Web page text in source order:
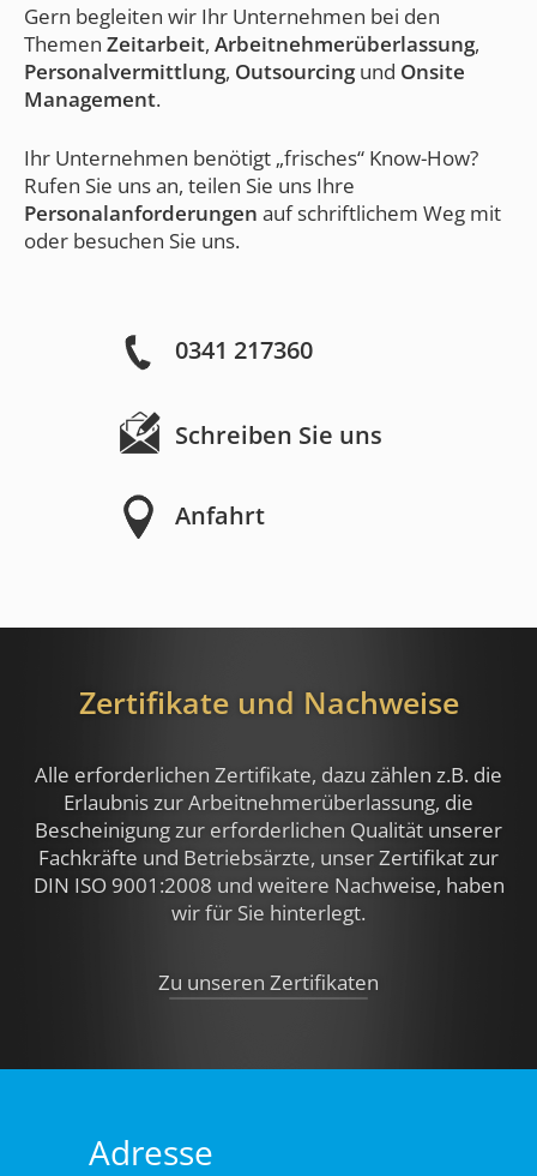
Gern begleiten wir Ihr Unternehmen bei den
Themen Zeitarbeit, Arbeitnehmerüberlassung,
Personalvermittlung, Outsourcingund Onsite
Management.
Ihr Unternehmen benötigt „frisches“ Know-How?
Rufen Sie uns an, teilen Sie uns Ihre
Personalanforderungen auf schriftlichem Weg mit
oder besuchen Sie uns.
0341 217360
Schreiben Sie uns
Anfahrt
Zertifikate und Nachweise
Alle erforderlichen Zertifikate, dazu zählen z.B. die
Erlaubnis zur Arbeitnehmerüberlassung, die
Bescheinigung zur erforderlichen Qualität unserer
Fachkräfte und Betriebsärzte, unser Zertifikat zur
DIN ISO 9001:2008 und weitere Nachweise, haben
wir für Sie hinterlegt.
Zu unseren Zertifikaten
Adresse